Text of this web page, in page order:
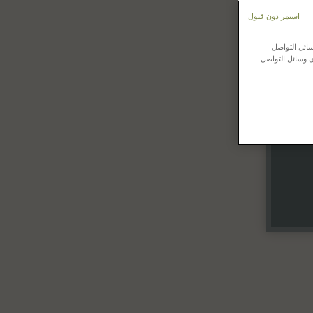
التواصل
وسائل التواصل
استمر دون قبول